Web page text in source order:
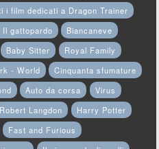
i film dedicati a Dragon Trainer
gattopardo
Biancaneve
Baby Sitter
Royal Family
- World
Cinquanta sfumature
Auto da corsa
Virus
Robert Langdon
Harry Potter
Fast and Furious